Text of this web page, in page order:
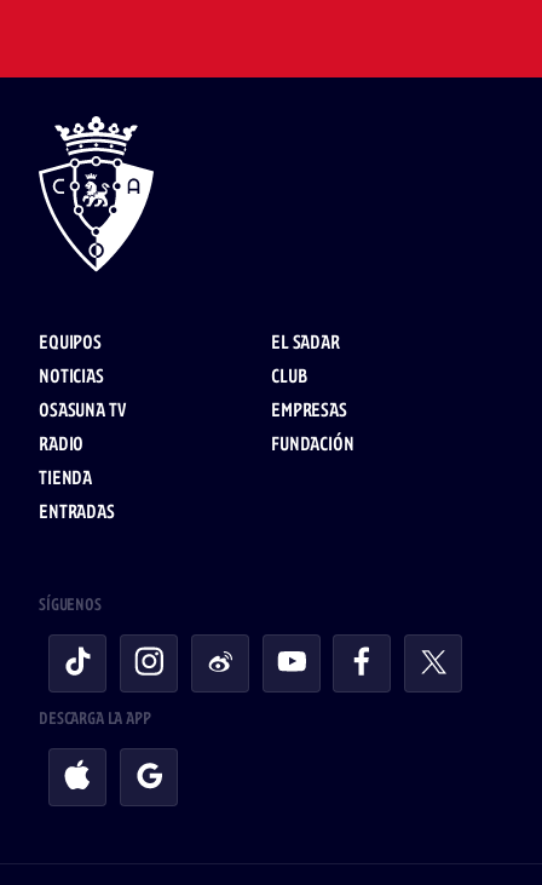
EQUIPOS
NOTICIAS
OSASUNA TV
RADIO
TIENDA
ENTRADAS
EL SADAR
CLUB
EMPRESAS
FUNDACIÓN
SÍGUENOS
DESCARGA LA APP